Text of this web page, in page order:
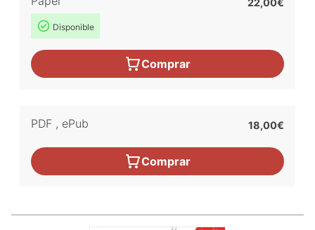
Disponible
22,00€
Comprar
PDF , ePub 18,00€
Comprar